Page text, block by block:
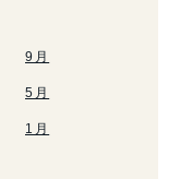
9月
5月
1月